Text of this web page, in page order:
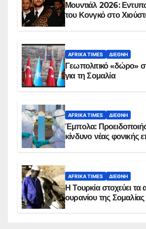
Μουντιάλ 2026:
του Κονγκό στο
AFRIKA TIMES ΔΙΕΘΝΉ
Γεωπολιτικό «δώρο»
για τη Σομαλία
AFRIKA TIMES ΔΙΕΘΝΉ
Έμπολα:
κίνδυνο νέας φονικής
AFRIKA TIMES ΔΙΕΘΝΉ
Η Τουρκία στοχεύει τα
ουρανίου της Σομαλίας